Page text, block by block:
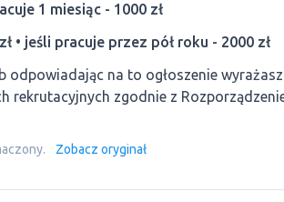
1 miesiąc - 1000 zł
• jeśli pracuje przez pół roku - 2000 zł
odpowiadając na to ogłoszenie
rekrutacyjnych zgodnie z
Zobacz oryginał